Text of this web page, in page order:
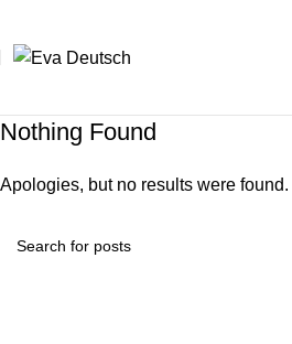
Nothing Found
Apologies, but no results were